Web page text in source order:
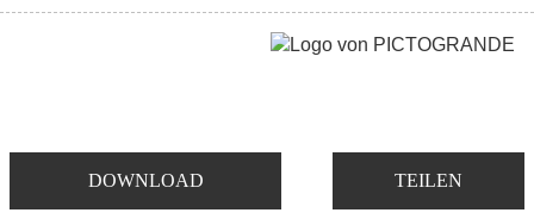
DOWNLOAD TEILEN